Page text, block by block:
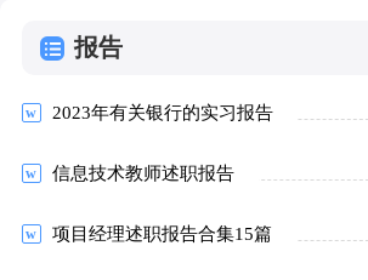
报告
2023年有关银行的实习报告
信息技术教师述职报告
项目经理述职报告合集15篇